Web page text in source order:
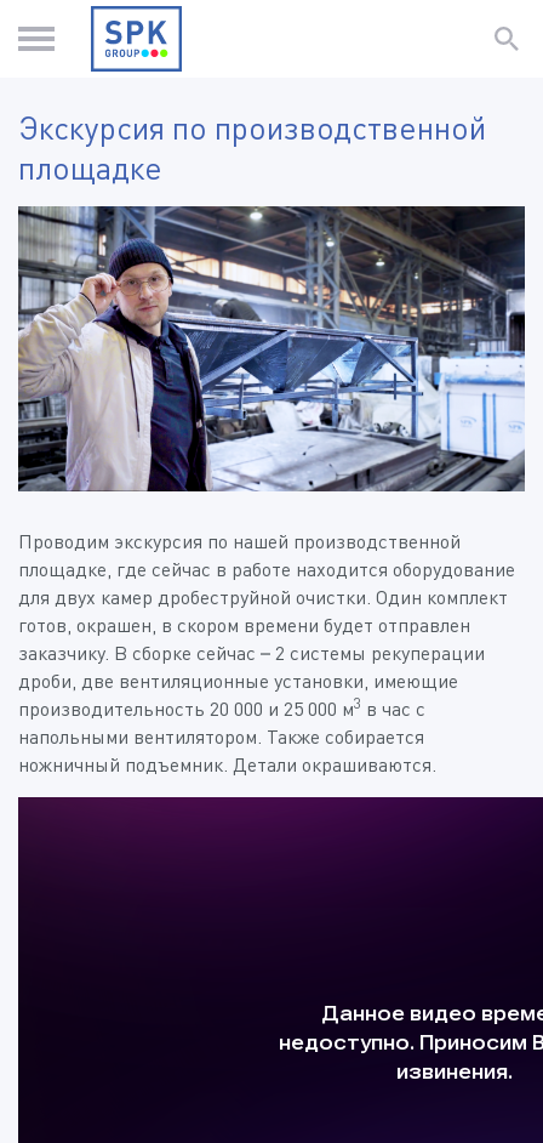
Экскурсия по производственной
площадке
Проводим экскурсия по нашей производственной
площадке, где сейчас в работе находится оборудование
для двух камер дробеструйной очистки. Один комплект
готов, окрашен, в скором времени будет отправлен
заказчику. В сборке сейчас – 2 системы рекуперации
дроби, две вентиляционные установки, имеющие
производительность 20 000 и 25 000 м3 в час с
напольными вентилятором. Также собирается
ножничный подъемник. Детали окрашиваются.